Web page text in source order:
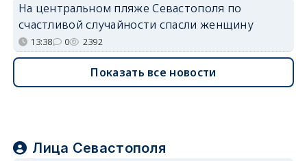
На центральном пляже Севастополя по
счастливой случайности спасли женщину
13:38 0 2392
Показать все новости
Лица Севастополя